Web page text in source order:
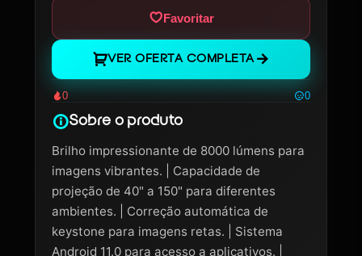
Favoritar
VER OFERTA COMPLETA
0 0
Sobre o produto
Brilho impressionante de 8000 lúmens para
imagens vibrantes. | Capacidade de
projeção de 40" a 150" para diferentes
ambientes. | Correção automática de
keystone para imagens retas. | Sistema
Android 11.0 para acesso a aplicativos. |